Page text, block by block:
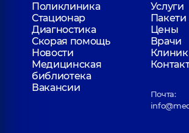
Поликлиника
Услуги
Стационар
Пакети
Диагностика
Цены
Скорая помощь
Врачи
Новости
Медицинская
библиотека
Вакансии
Почта: